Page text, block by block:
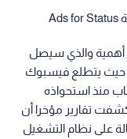
أهمية والذي سيصل
لواتساب هذا العام أو بداية العام القادم 2019. حيث يتطلع فيسبوك
منذ استحواذه
تقارير مؤخرا أن
على نظام التشغيل